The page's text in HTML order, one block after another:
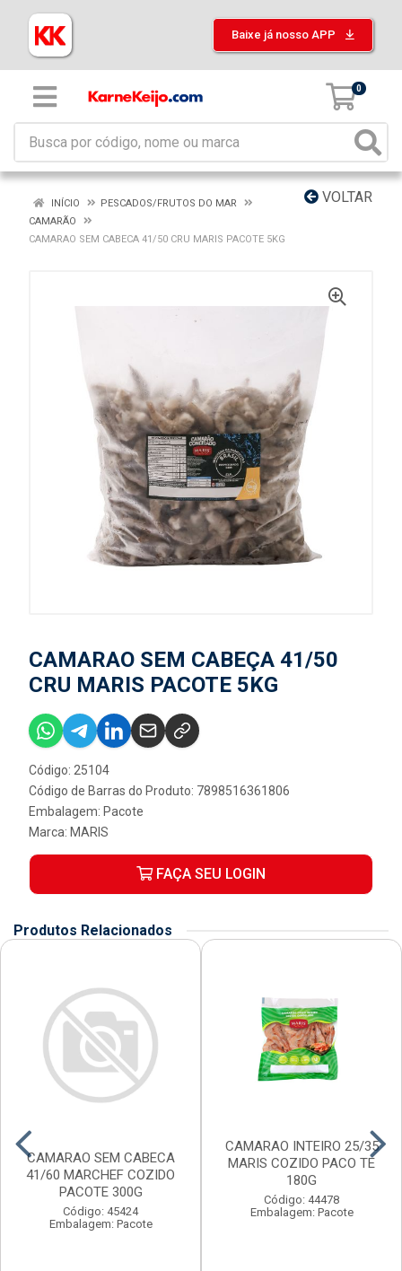
Baixe já nosso APP
0
VOLTAR
INÍCIO
PESCADOS/FRUTOS DO MAR
CAMARÃO
CAMARAO SEM CABECA 41/50 CRU MARIS PACOTE 5KG
CAMARAO SEM CABEÇA 41/50
CRU MARIS PACOTE 5KG
Código: 25104
Código de Barras do Produto: 7898516361806
Embalagem: Pacote
Marca: MARIS
FAÇA SEU LOGIN
Produtos Relacionados
CAMARAO SEM CABECA
41/60 MARCHEF COZIDO
PACOTE 300G
Código: 45424
Embalagem: Pacote
CAMARAO INTEIRO 25/35
MARIS COZIDO PACO TE
180G
Código: 44478
Embalagem: Pacote